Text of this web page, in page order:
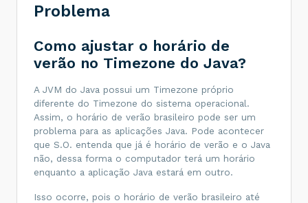
Problema
Como ajustar o horário de
verão no Timezone do Java?
A JVM do Java possui um Timezone próprio
diferente do Timezone do sistema operacional.
Assim, o horário de verão brasileiro pode ser um
problema para as aplicações Java. Pode acontecer
que S.O. entenda que já é horário de verão e o Java
não, dessa forma o computador terá um horário
enquanto a aplicação Java estará em outro.
Isso ocorre, pois o horário de verão brasileiro até